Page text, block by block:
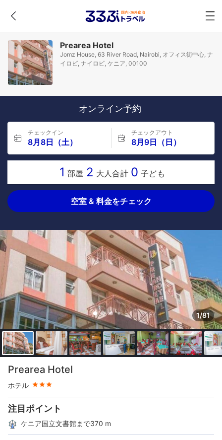
Prearea Hotel
Jomz House, 63 River Road, Nairobi, オフィス街中心, ナ
イロビ, ナイロビ, ケニア, 00100
オンライン予約
チェックイン
8月8日（土）
チェックアウト
8月9日（日）
1 部屋 2 大人合計 0 子ども
空室 & 料金をチェック
1/81
Prearea Hotel
ホテル
星評価 3つ星
注目ポイント
ケニア国立文書館まで370 m